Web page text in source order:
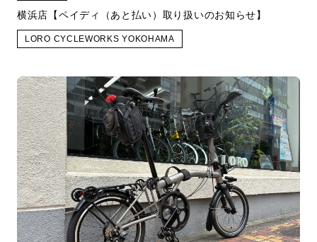
横浜店【ペイディ（あと払い）取り扱いのお知らせ】
LORO CYCLEWORKS YOKOHAMA